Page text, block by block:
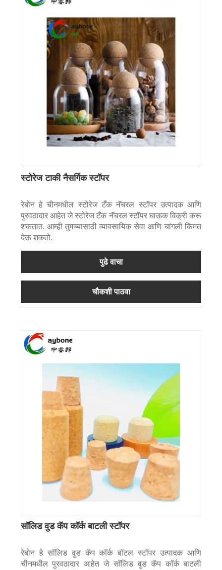
स्टोरेज टाकी नैसर्गिक स्टॉपर
रेबोन हे चीनमधील स्टोरेज टँक नॅचरल स्टॉपर उत्पादक आणि
पुरवठादार आहेत जे स्टोरेज टँक नॅचरल स्टॉपर घाऊक विक्री करू
शकतात. आम्ही तुमच्यासाठी व्यावसायिक सेवा आणि चांगली किंमत
देऊ शकतो.
पुढे वाचा
चौकशी पाठवा
सॉलिड वुड कॅप कॉर्क बाटली स्टॉपर
रेबोन हे सॉलिड वुड कॅप कॉर्क बॉटल स्टॉपर उत्पादक आणि
चीनमधील पुरवठादार आहेत जे सॉलिड वुड कॅप कॉर्क बाटली